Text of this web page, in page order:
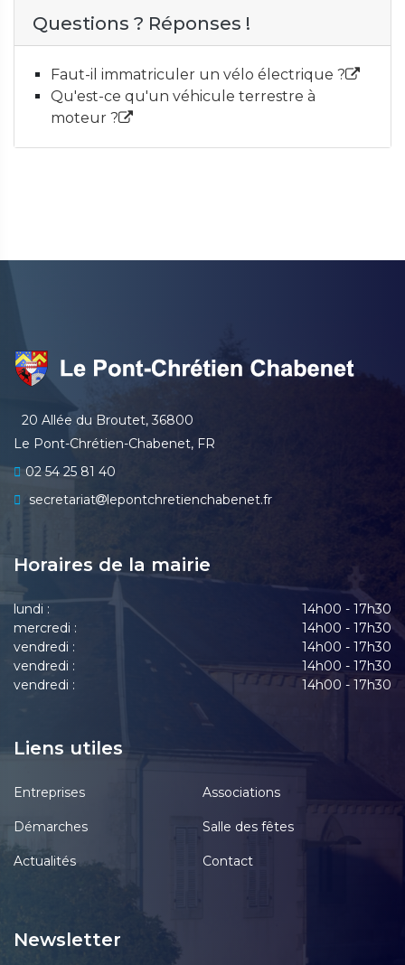
Questions ? Réponses !
Faut-il immatriculer un vélo électrique ?
Qu'est-ce qu'un véhicule terrestre à
moteur ?
20 Allée du Broutet, 36800
Le Pont-Chrétien-Chabenet, FR
02 54 25 81 40
secretariat
lepontchretienchabenet.fr
Horaires de la mairie
lundi :
14h00 - 17h30
mercredi :
14h00 - 17h30
vendredi :
14h00 - 17h30
vendredi :
14h00 - 17h30
vendredi :
14h00 - 17h30
Liens utiles
Entreprises Associations
Démarches Salle des fêtes
Actualités Contact
Newsletter